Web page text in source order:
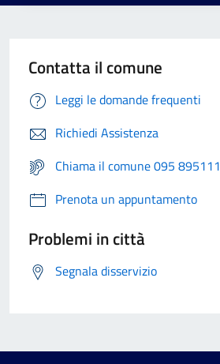
Contatta il comune
Leggi le domande frequenti
Richiedi Assistenza
Chiama il comune 095 895111
Prenota un appuntamento
Problemi in città
Segnala disservizio